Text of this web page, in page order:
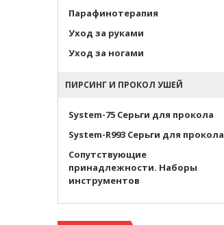
Парафинотерапия
Уход за руками
Уход за ногами
ПИРСИНГ И ПРОКОЛ УШЕЙ
System-75 Серьги для прокола
System-R993 Серьги для прокола
Cопутствующие
принадлежности. Наборы
инструментов